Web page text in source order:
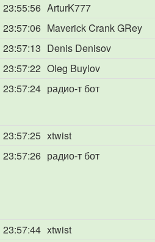
23:55:56 ArturK777
23:57:06 Maverick Crank GRey
23:57:13 Denis Denisov
23:57:22 Oleg Buylov
23:57:24 радио-т бот
23:57:25 xtwist
23:57:26 радио-т бот
23:57:44 xtwist